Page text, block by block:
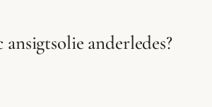
anderledes?